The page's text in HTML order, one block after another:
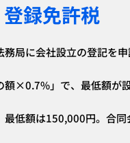
録免許税
局に会社設立の登記を申
額×0.7%」で、最低額が
最低額は150,000円。合同